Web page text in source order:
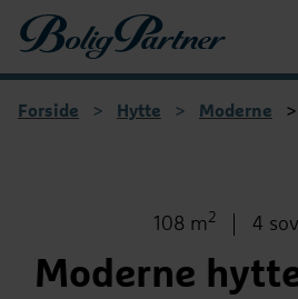
Boligpartner
Forside > Hytte > Moderne >
Bruksareal
108 m2 4
Moderne